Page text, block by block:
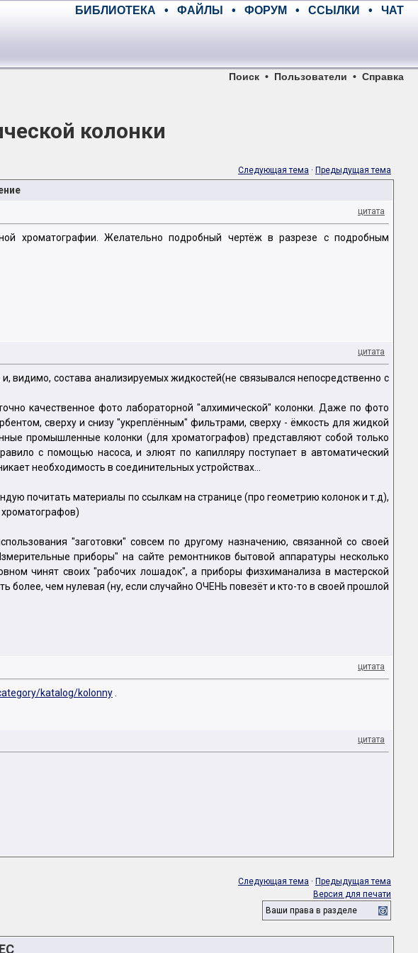
БИБЛИОТЕКА • ФАЙЛЫ • ФОРУМ • ССЫЛКИ • ЧАТ
Поиск • Пользователи • Справка
колонки
Следующая тема · Предыдущая тема
цитата
хроматографии. Желательно подробный чертёж в разрезе с подробным
цитата
видимо, состава анализируемых жидкостей(не связывался непосредственно с
качественное фото лабораторной "алхимической" колонки. Даже по фото
сверху и снизу "укреплённым" фильтрами, сверху - ёмкость для жидкой
промышленные колонки (для хроматографов) представляют собой только
с помощью насоса, и элюят по капилляру поступает в автоматический
необходимость в соединительных устройствах...
почитать материалы по ссылкам на странице (про геометрию колонок и т.д),
"заготовки" совсем по другому назначению, связанной со своей
приборы" на сайте ремонтников бытовой аппаратуры несколько
чинят своих "рабочих лошадок", а приборы физхиманализа в мастерской
более, чем нулевая (ну, если случайно ОЧЕНЬ повезёт и кто-то в своей прошлой
цитата
katalog/kolonny.
цитата
Следующая тема · Предыдущая тема
Версия для печати
Ваши права в разделе